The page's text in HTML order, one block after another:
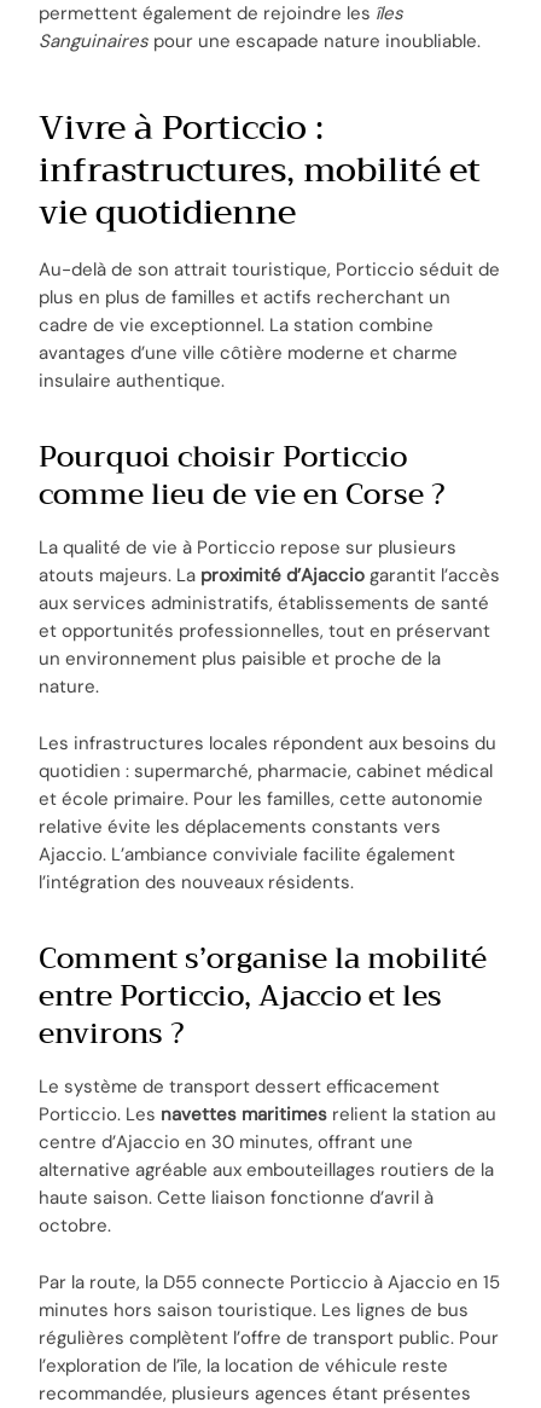
permettent également de rejoindre les îles
Sanguinaires pour une escapade nature inoubliable.
Vivre à Porticcio :
infrastructures, mobilité et
vie quotidienne
Au-delà de son attrait touristique, Porticcio séduit de
plus en plus de familles et actifs recherchant un
cadre de vie exceptionnel. La station combine
avantages d’une ville côtière moderne et charme
insulaire authentique.
Pourquoi choisir Porticcio
comme lieu de vie en Corse ?
La qualité de vie à Porticcio repose sur plusieurs
atouts majeurs. La proximité d’Ajaccio garantit l’accès
aux services administratifs, établissements de santé
et opportunités professionnelles, tout en préservant
un environnement plus paisible et proche de la
nature.
Les infrastructures locales répondent aux besoins du
quotidien : supermarché, pharmacie, cabinet médical
et école primaire. Pour les familles, cette autonomie
relative évite les déplacements constants vers
Ajaccio. L’ambiance conviviale facilite également
l’intégration des nouveaux résidents.
Comment s’organise la mobilité
entre Porticcio, Ajaccio et les
environs ?
Le système de transport dessert efficacement
Porticcio. Les navettes maritimes relient la station au
centre d’Ajaccio en 30 minutes, offrant une
alternative agréable aux embouteillages routiers de la
haute saison. Cette liaison fonctionne d’avril à
octobre.
Par la route, la D55 connecte Porticcio à Ajaccio en 15
minutes hors saison touristique. Les lignes de bus
régulières complètent l’offre de transport public. Pour
l’exploration de l’île, la location de véhicule reste
recommandée, plusieurs agences étant présentes